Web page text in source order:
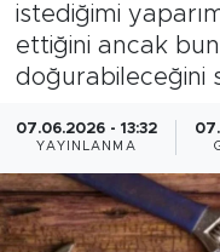
istediğimi
ettiğini ancak
doğurabileceğini
07.06.2026 - 13:32
YAYINLANMA
Özel Haber
Resmi İlanlar
Sağlık